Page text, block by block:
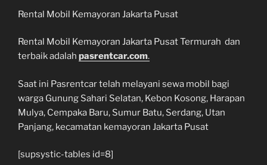
Rental Mobil Kemayoran Jakarta Pusat
Rental Mobil Kemayoran Jakarta Pusat Termurah dan
terbaik adalah pasrentcar.com.
Saat ini Pasrentcar telah melayani sewa mobil bagi
warga Gunung Sahari Selatan, Kebon Kosong, Harapan
Mulya, Cempaka Baru, Sumur Batu, Serdang, Utan
Panjang, kecamatan kemayoran Jakarta Pusat
[supsystic-tables id=8]